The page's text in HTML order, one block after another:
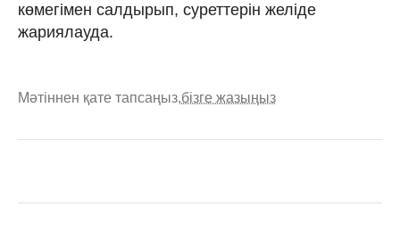
көмегімен салдырып, суреттерін желіде
жариялауда.
Мәтіннен қате тапсаңыз,бізге жазыңыз